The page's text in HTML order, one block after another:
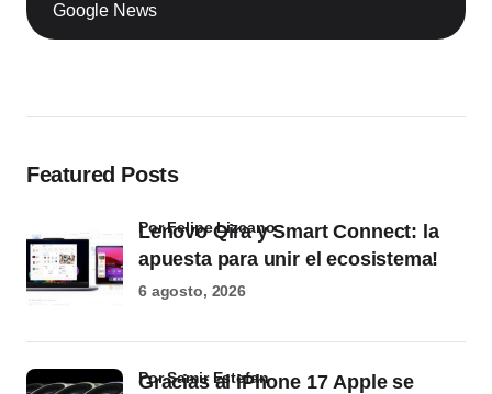
Google News
Featured Posts
Lenovo Qira y Smart Connect: la
apuesta para unir el ecosistema!
por Felipe Lizcano
6 agosto, 2026
Gracias al iPhone 17 Apple se
por Samir Estefan